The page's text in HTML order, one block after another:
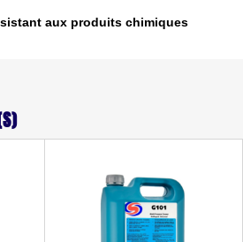
aux produits chimiques